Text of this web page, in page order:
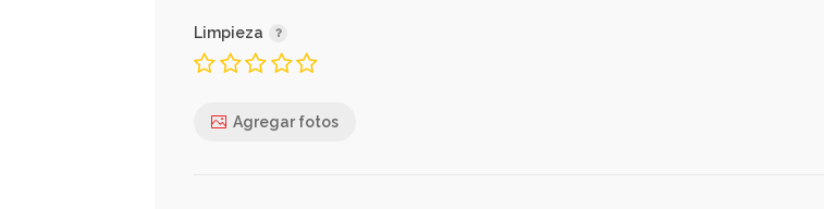
Limpieza
Agregar fotos